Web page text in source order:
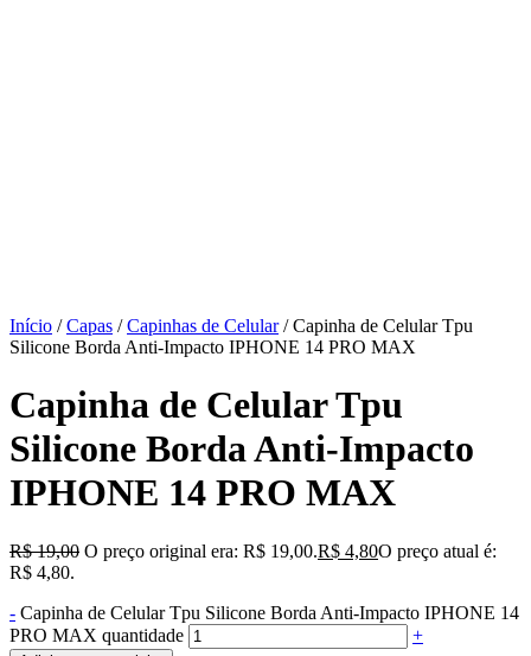
Início /Capas /Capinhas de Celular/ Capinha de Celular Tpu
Silicone Borda Anti-Impacto IPHONE 14 PRO MAX
Capinha de Celular Tpu
Silicone Borda Anti-Impacto
IPHONE 14 PRO MAX
R$19,00 O preço original era: R$ 19,00.R$ 4,80O preço atual é:
R$ 4,80.
- Capinha de Celular Tpu Silicone Borda Anti-Impacto IPHONE 14
PRO MAX quantidade
+